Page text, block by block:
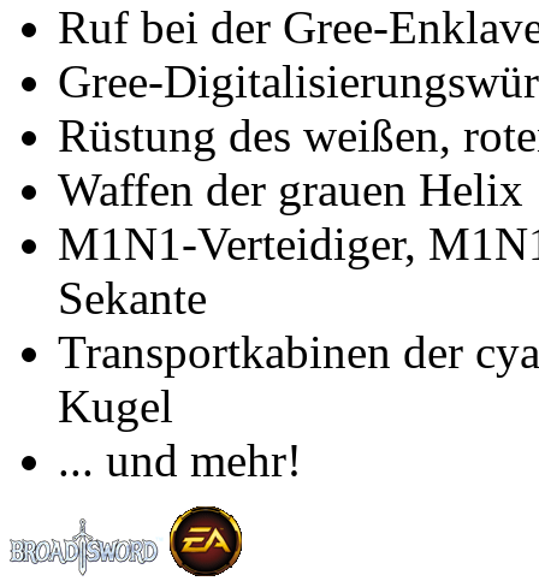
Ruf bei der Gree-
Gree-
Rüstung des weißen,
Waffen der grauen Helix
M1N1-Verteidiger,
Sekante
Transportkabinen der
Kugel
... und mehr!